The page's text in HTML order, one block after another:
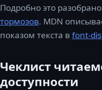
Подробно это
тормозов. MDN
показом текста в font-
Чеклист
доступности